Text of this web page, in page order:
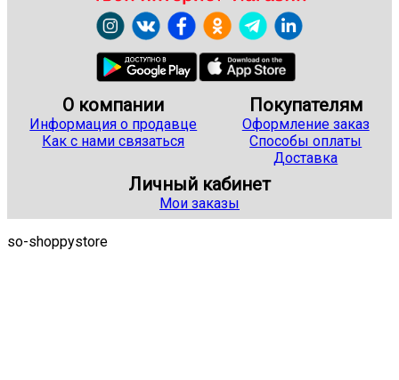
О компании
Информация о продавце
Как с нами связаться
Покупателям
Оформление заказ
Способы оплаты
Доставка
Личный кабинет
Мои заказы
so-shoppystore